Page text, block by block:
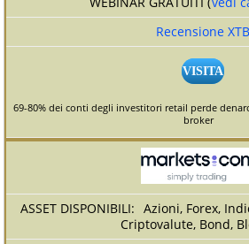
Recensione XTB
VISITA
69-80% dei conti degli investitori retail perde
broker
Azioni, Forex,
Criptovalute, Bond,